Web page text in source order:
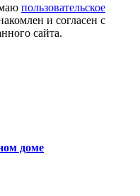
пользовательское
и согласен с
сайта.
доме